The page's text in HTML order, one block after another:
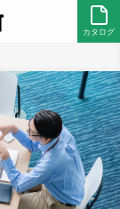
カタログ